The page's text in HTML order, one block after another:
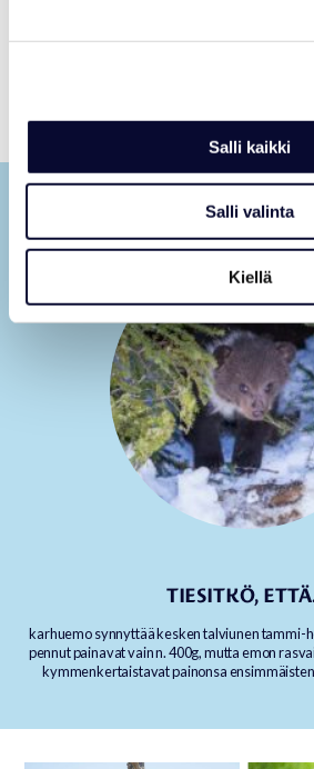
Salli kaikki
Salli valinta
Kiellä
TIESITKÖ,
karhuemo synnyttää kesken talviunen tammi-
pennut painavat vain n. 400g, mutta emon
kymmenkertaistavat painonsa